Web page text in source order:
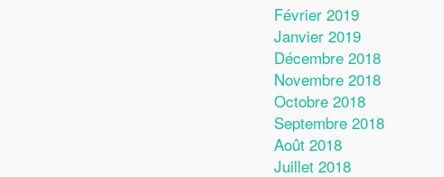
Février 2019
Janvier 2019
Décembre 2018
Novembre 2018
Octobre 2018
Septembre 2018
Août 2018
Juillet 2018